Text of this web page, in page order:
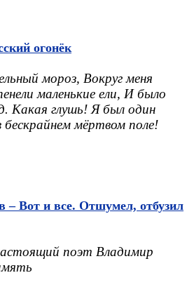
огонёк
мороз, Вокруг меня
маленькие ели, И было
Какая глушь! Я был один
мёртвом поле!
Вот и все. Отшумел, отбузил
поэт Владимир